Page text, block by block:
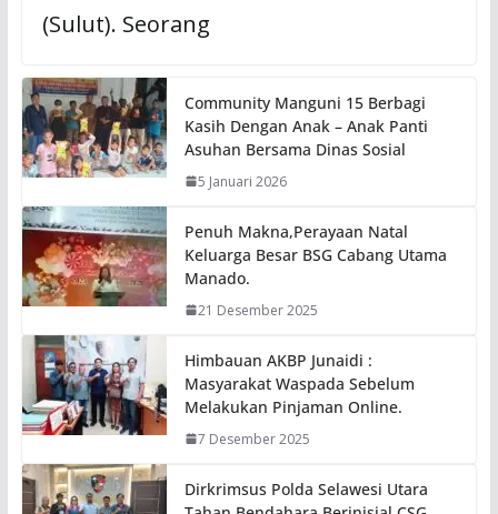
(Sulut). Seorang
Community Manguni 15 Berbagi
Kasih Dengan Anak – Anak Panti
Asuhan Bersama Dinas Sosial
5 Januari 2026
Penuh Makna,Perayaan Natal
Keluarga Besar BSG Cabang Utama
Manado.
21 Desember 2025
Himbauan AKBP Junaidi :
Masyarakat Waspada Sebelum
Melakukan Pinjaman Online.
7 Desember 2025
Dirkrimsus Polda Selawesi Utara